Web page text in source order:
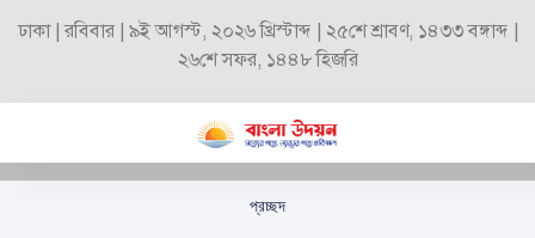
ঢাকা | রবিবার | ৯ই আগস্ট, ২০২৬ খ্রিস্টাব্দ | ২৫শে শ্রাবণ, ১৪৩৩ বঙ্গাব্দ |
২৬শে সফর, ১৪৪৮ হিজরি
প্রচ্ছদ